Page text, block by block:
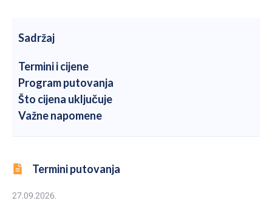
Sadržaj
Termini i cijene
Program putovanja
Što cijena uključuje
Važne napomene
Termini putovanja
27.09.2026.